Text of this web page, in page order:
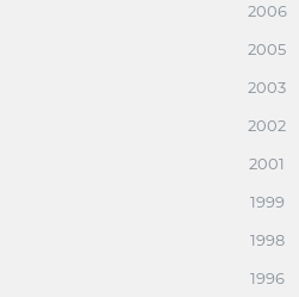
2006
2005
2003
2002
2001
1999
1998
1996